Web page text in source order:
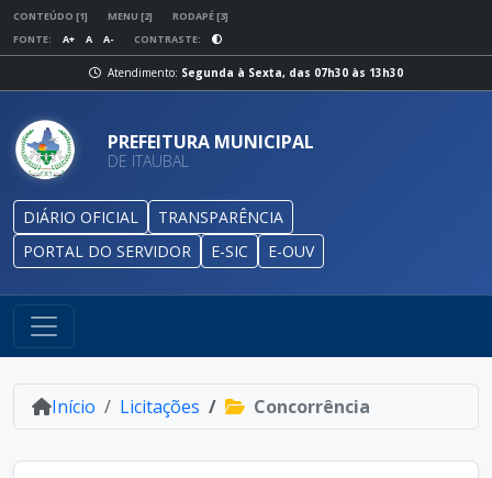
CONTEÚDO [1] MENU [2]
RODAPÉ [3]
FONTE:
A+ A A- CONTRASTE:
Atendimento: Segunda à Sexta, das 07h30 às 13h30
PREFEITURA MUNICIPAL
DE ITAUBAL
DIÁRIO OFICIAL
TRANSPARÊNCIA
PORTAL DO SERVIDOR
E-SIC E-OUV
Início Licitações Concorrência